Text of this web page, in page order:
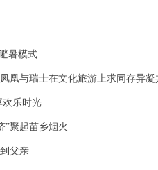
暑模式
凰与瑞士在文化旅游上求同存异
欢乐时光
”聚起苗乡烟火
父亲